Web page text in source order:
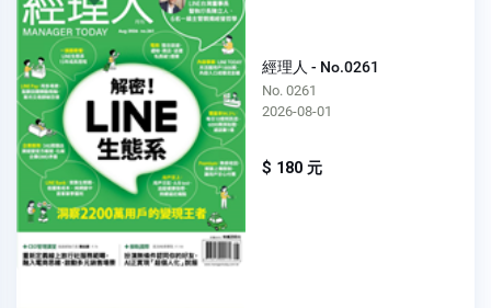
經理人 - No.0261
No. 0261
2026-08-01
$ 180 元